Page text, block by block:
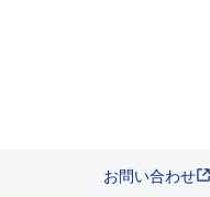
お問い合わせ